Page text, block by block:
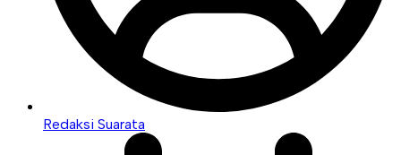
Redaksi Suarata